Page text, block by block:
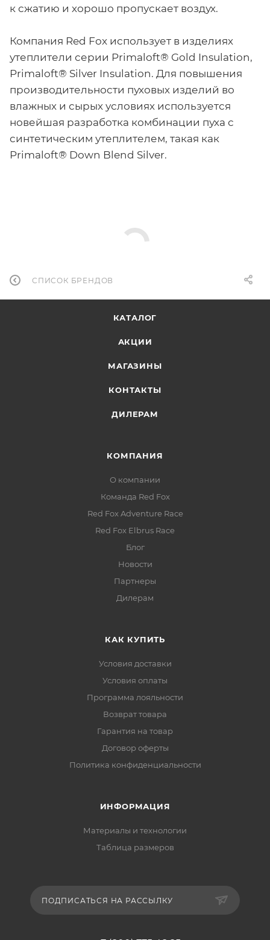
к сжатию и хорошо пропускает воздух.
Компания Red Fox использует в изделиях
утеплители серии Primaloft® Gold Insulation,
Primaloft® Silver Insulation. Для повышения
производительности пуховых изделий во
влажных и сырых условиях используется
новейшая разработка комбинации пуха с
синтетическим утеплителем, такая как
Primaloft® Down Blend Silver.
СПИСОК БРЕНДОВ
КАТАЛОГ
АКЦИИ
МАГАЗИНЫ
КОНТАКТЫ
ДИЛЕРАМ
КОМПАНИЯ
О компании
Команда Red Fox
Red Fox Adventure Race
Red Fox Elbrus Race
Блог
Новости
Партнеры
Дилерам
КАК КУПИТЬ
Условия доставки
Условия оплаты
Программа лояльности
Возврат товара
Гарантия на товар
Договор оферты
Политика конфиденциальности
ИНФОРМАЦИЯ
Материалы и технологии
Таблица размеров
ПОДПИСАТЬСЯ НА РАССЫЛКУ